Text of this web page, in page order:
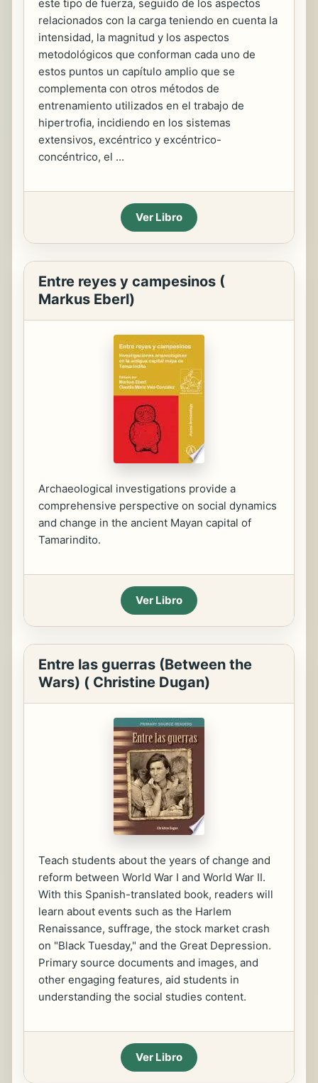
este tipo de fuerza, seguido de los aspectos
relacionados con la carga teniendo en cuenta la
intensidad, la magnitud y los aspectos
metodológicos que conforman cada uno de
estos puntos un capítulo amplio que se
complementa con otros métodos de
entrenamiento utilizados en el trabajo de
hipertrofia, incidiendo en los sistemas
extensivos, excéntrico y excéntrico-
concéntrico, el ...
Ver Libro
Entre reyes y campesinos (
Markus Eberl)
Archaeological investigations provide a
comprehensive perspective on social dynamics
and change in the ancient Mayan capital of
Tamarindito.
Ver Libro
Entre las guerras (Between the
Wars) ( Christine Dugan)
Teach students about the years of change and
reform between World War I and World War II.
With this Spanish-translated book, readers will
learn about events such as the Harlem
Renaissance, suffrage, the stock market crash
on "Black Tuesday," and the Great Depression.
Primary source documents and images, and
other engaging features, aid students in
understanding the social studies content.
Ver Libro